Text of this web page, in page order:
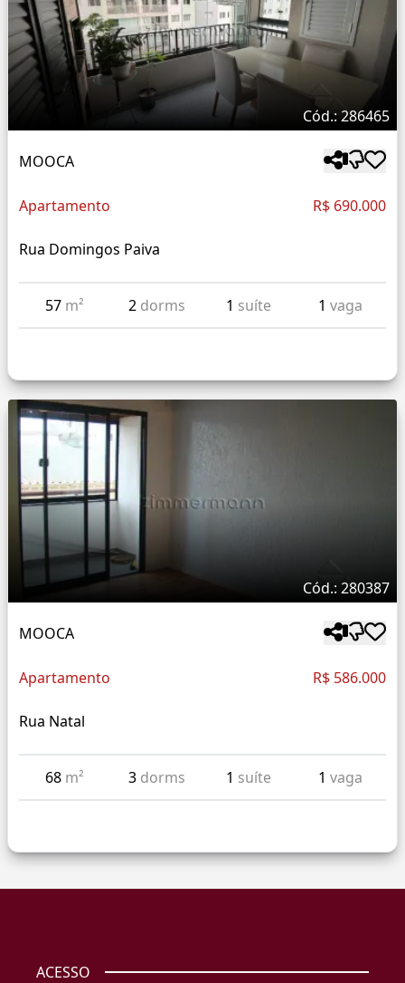
Cód.: 286465
MOOCA
Apartamento R$ 690.000
Rua Domingos Paiva
57 m² 2 dorms 1 suíte 1 vaga
Cód.: 280387
MOOCA
Apartamento R$ 586.000
Rua Natal
68 m² 3 dorms 1 suíte 1 vaga
ACESSO